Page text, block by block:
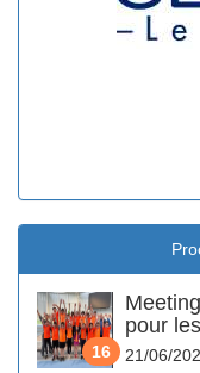
16
pour
21/06/